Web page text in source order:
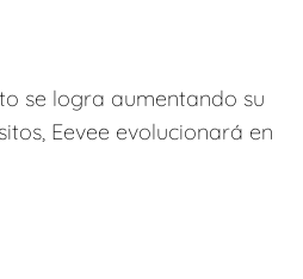
se logra aumentando su
Eevee evolucionará en